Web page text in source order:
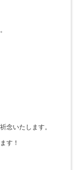
念いたします。
す！